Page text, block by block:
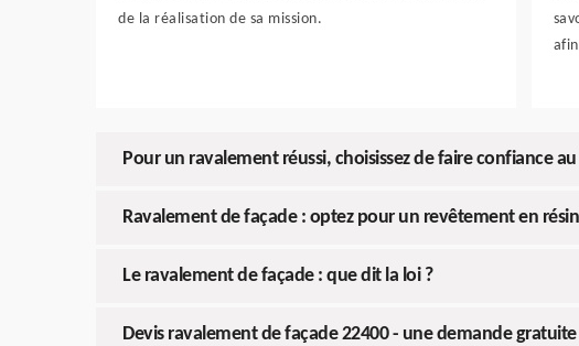
de la réalisation de sa mission.
Pour un ravalement réussi, choisissez de faire confiance au
Ravalement de façade : optez pour un revêtement en
Le ravalement de façade : que dit la loi ?
Devis ravalement de façade 22400 - une demande gratuite